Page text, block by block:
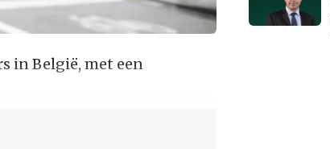
in België, met een